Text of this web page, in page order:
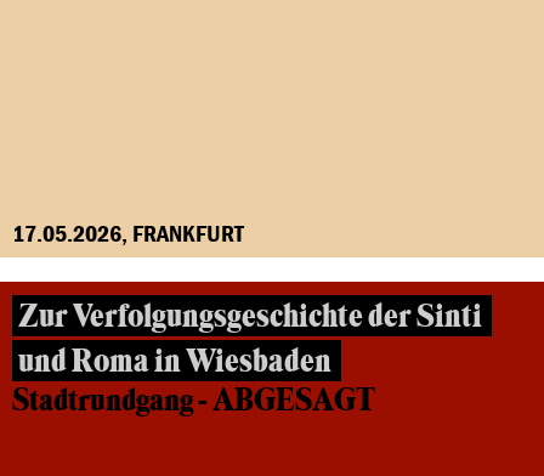
17.05.2026, FRANKFURT
Zur Verfolgungsgeschichte der Sinti
und Roma in Wiesbaden
Stadtrundgang - ABGESAGT